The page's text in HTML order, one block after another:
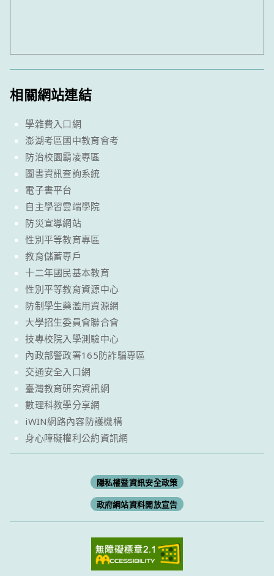
相關網站連結
學雜費入口網
澎湖考區國中教育會考
防治校園霸凌專區
圖書資訊查詢系統
電子書平台
自主學習雲端學院
防災宣導網站
性別平等教育專區
教育儲蓄專戶
十二年國民基本教育
性別平等教育資源中心
防制學生藥濫用資源網
大學招生委員會聯合會
技專校院入學測驗中心
內政部警政署165防詐騙專區
交通安全入口網
臺灣教育研究資訊網
數理科教學分享網
iWIN網路內容防護機構
身心障礙權利公約資訊網
隱私權暨資訊安全政策
政府網站資料開放宣告